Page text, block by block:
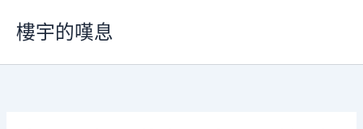
要
樓宇的嘆息